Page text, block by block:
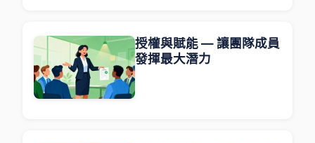
授權與賦能 — 讓團隊成員
發揮最大潛力